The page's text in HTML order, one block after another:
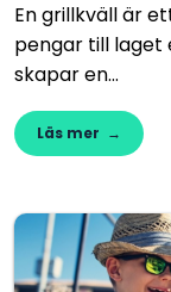
En grillkväll är
pengar till laget
skapar en...
Läs mer →